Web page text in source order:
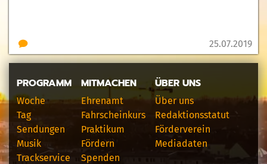
25.07.2019
PROGRAMM
Woche
Tag
Sendungen
Musik
Trackservice
MITMACHEN
Ehrenamt
Fahrscheinkurs
Praktikum
Fördern
Spenden
ÜBER UNS
Über uns
Redaktionsstatut
Förderverein
Mediadaten